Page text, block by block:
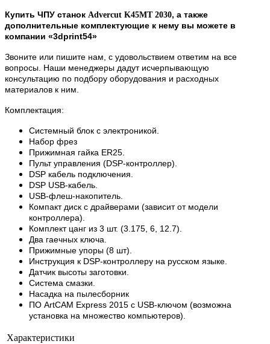
Купить ЧПУ станок Advercut K45MT 2030, а также
дополнительные комплектующие к нему вы можете в
компании «3dprint54»
Звоните или пишите нам, с удовольствием ответим на все
вопросы. Наши менеджеры дадут исчерпывающую
консультацию по подбору оборудования и расходных
материалов к ним.
Комплектация:
Системный блок с электроникой.
Набор фрез
Прижимная гайка ER25.
Пульт управления (DSP-контроллер).
DSP кабель подключения.
DSP USB-кабель.
USB-флеш-накопитель.
Компакт диск с драйверами (зависит от модели
контроллера).
Комплект цанг из 3 шт. (3.175, 6, 12.7).
Два гаечных ключа.
Прижимные упоры (8 шт).
Инструкция к DSP-контроллеру на русском языке.
Датчик высоты заготовки.
Система смазки.
Насадка на пылесборник
ПО ArtCAM Express 2015 с USB-ключом (возможна
установка на множество компьютеров).
Характеристики